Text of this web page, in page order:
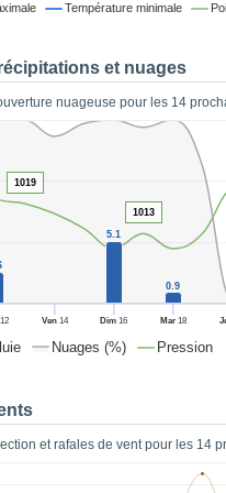
Température minimale
et nuages
nuageuse pour les 14
Nuages (%) Pression
Ven14 Dim 16 Mar18
5.1
0.9
1019
1013
et rafales de vent pour les 14